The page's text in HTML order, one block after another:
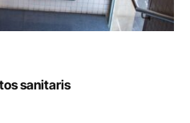
sanitaris